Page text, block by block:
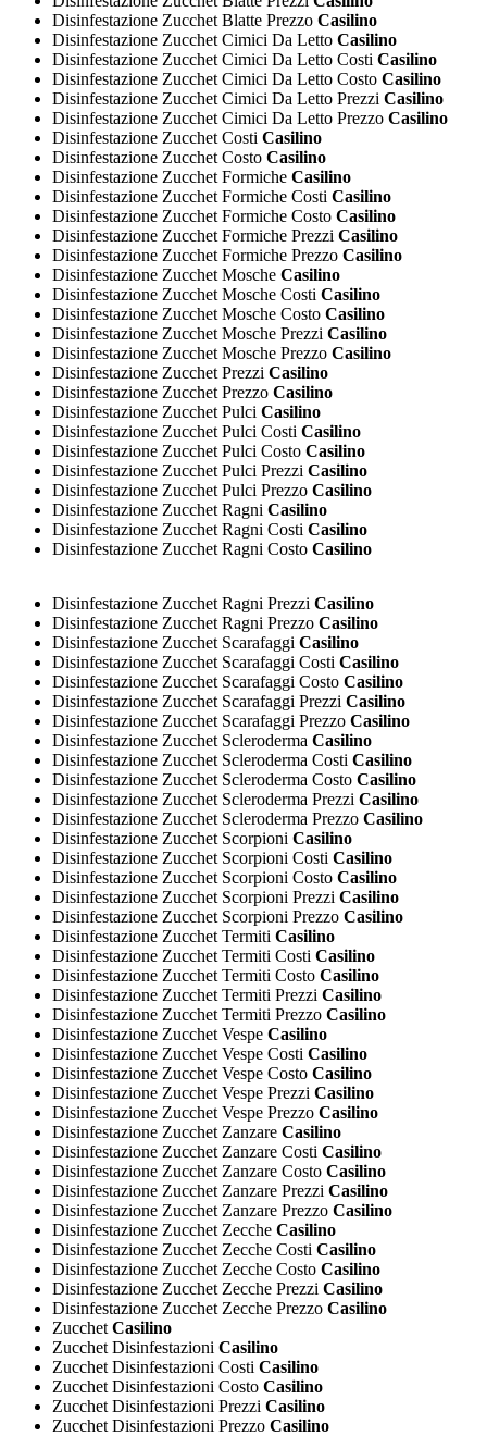
Disinfestazione Zucchet Blatte Prezzo Casilino
Disinfestazione Zucchet Cimici Da Letto Casilino
Disinfestazione Zucchet Cimici Da Letto Costi Casilino
Disinfestazione Zucchet Cimici Da Letto Costo Casilino
Disinfestazione Zucchet Cimici Da Letto Prezzi Casilino
Disinfestazione Zucchet Cimici Da Letto Prezzo Casilino
Disinfestazione Zucchet Costi Casilino
Disinfestazione Zucchet Costo Casilino
Disinfestazione Zucchet Formiche Casilino
Disinfestazione Zucchet Formiche Costi Casilino
Disinfestazione Zucchet Formiche Costo Casilino
Disinfestazione Zucchet Formiche Prezzi Casilino
Disinfestazione Zucchet Formiche Prezzo Casilino
Disinfestazione Zucchet Mosche Casilino
Disinfestazione Zucchet Mosche Costi Casilino
Disinfestazione Zucchet Mosche Costo Casilino
Disinfestazione Zucchet Mosche Prezzi Casilino
Disinfestazione Zucchet Mosche Prezzo Casilino
Disinfestazione Zucchet Prezzi Casilino
Disinfestazione Zucchet Prezzo Casilino
Disinfestazione Zucchet Pulci Casilino
Disinfestazione Zucchet Pulci Costi Casilino
Disinfestazione Zucchet Pulci Costo Casilino
Disinfestazione Zucchet Pulci Prezzi Casilino
Disinfestazione Zucchet Pulci Prezzo Casilino
Disinfestazione Zucchet Ragni Casilino
Disinfestazione Zucchet Ragni Costi Casilino
Disinfestazione Zucchet Ragni Costo Casilino
Disinfestazione Zucchet Ragni Prezzi Casilino
Disinfestazione Zucchet Ragni Prezzo Casilino
Disinfestazione Zucchet Scarafaggi Casilino
Disinfestazione Zucchet Scarafaggi Costi Casilino
Disinfestazione Zucchet Scarafaggi Costo Casilino
Disinfestazione Zucchet Scarafaggi Prezzi Casilino
Disinfestazione Zucchet Scarafaggi Prezzo Casilino
Disinfestazione Zucchet Scleroderma Casilino
Disinfestazione Zucchet Scleroderma Costi Casilino
Disinfestazione Zucchet Scleroderma Costo Casilino
Disinfestazione Zucchet Scleroderma Prezzi Casilino
Disinfestazione Zucchet Scleroderma Prezzo Casilino
Disinfestazione Zucchet Scorpioni Casilino
Disinfestazione Zucchet Scorpioni Costi Casilino
Disinfestazione Zucchet Scorpioni Costo Casilino
Disinfestazione Zucchet Scorpioni Prezzi Casilino
Disinfestazione Zucchet Scorpioni Prezzo Casilino
Disinfestazione Zucchet Termiti Casilino
Disinfestazione Zucchet Termiti Costi Casilino
Disinfestazione Zucchet Termiti Costo Casilino
Disinfestazione Zucchet Termiti Prezzi Casilino
Disinfestazione Zucchet Termiti Prezzo Casilino
Disinfestazione Zucchet Vespe Casilino
Disinfestazione Zucchet Vespe Costi Casilino
Disinfestazione Zucchet Vespe Costo Casilino
Disinfestazione Zucchet Vespe Prezzi Casilino
Disinfestazione Zucchet Vespe Prezzo Casilino
Disinfestazione Zucchet Zanzare Casilino
Disinfestazione Zucchet Zanzare Costi Casilino
Disinfestazione Zucchet Zanzare Costo Casilino
Disinfestazione Zucchet Zanzare Prezzi Casilino
Disinfestazione Zucchet Zanzare Prezzo Casilino
Disinfestazione Zucchet Zecche Casilino
Disinfestazione Zucchet Zecche Costi Casilino
Disinfestazione Zucchet Zecche Costo Casilino
Disinfestazione Zucchet Zecche Prezzi Casilino
Disinfestazione Zucchet Zecche Prezzo Casilino
Zucchet Casilino
Zucchet Disinfestazioni Casilino
Zucchet Disinfestazioni Costi Casilino
Zucchet Disinfestazioni Costo Casilino
Zucchet Disinfestazioni Prezzi Casilino
Zucchet Disinfestazioni Prezzo Casilino